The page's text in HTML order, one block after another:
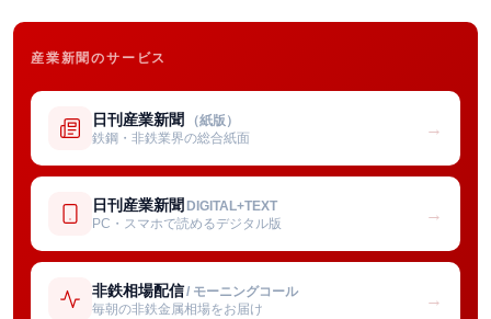
産業新聞のサービス
日刊産業新聞 （紙版）
鉄鋼・非鉄業界の総合紙面
→
日刊産業新聞 DIGITAL+TEXT
PC・スマホで読めるデジタル版
→
非鉄相場配信/ モーニングコール
毎朝の非鉄金属相場をお届け
→